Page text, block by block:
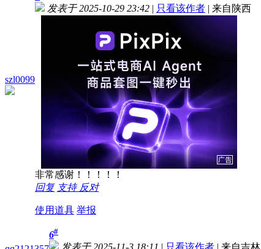
szl0099
发表于 2025-10-29 23:42 | 只看该作者 | 来自陕西
非常感谢！！！！！
回复 支持 反对
使用道具 举报
6#